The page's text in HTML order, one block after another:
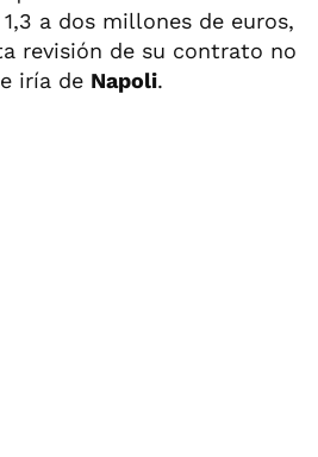
a dos millones de euros,
revisión de su contrato no
iría de Napoli.